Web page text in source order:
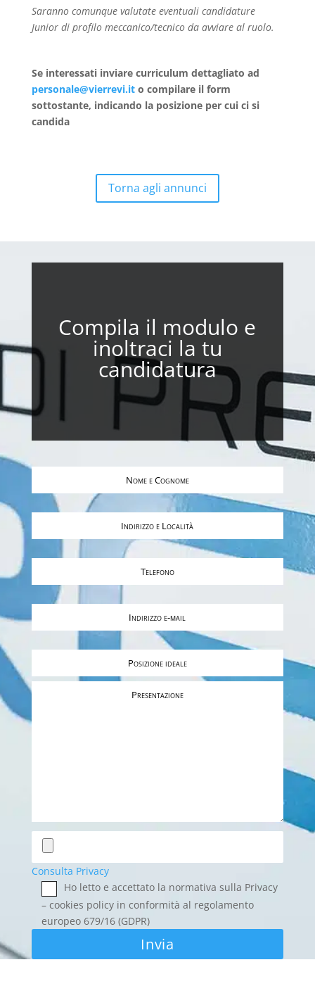
Saranno comunque valutate eventuali candidature
Junior di profilo meccanico/tecnico da avviare al ruolo.
Se interessati inviare curriculum dettagliato ad
personale@vierrevi.ito compilare il form
sottostante, indicando la posizione per cui ci si
candida
Torna agli annunci
Compila il modulo e
inoltraci la tu
candidatura
Consulta Privacy
Ho letto e accettato la normativa sulla Privacy
– cookies policy in conformità al regolamento
europeo 679/16 (GDPR)